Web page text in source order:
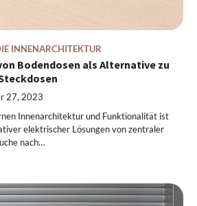
INNENARCHITEKTUR
Bodendosen als Alternative zu
27, 2023
Innenarchitektur und Funktionalität ist
elektrischer Lösungen von zentraler
nach…